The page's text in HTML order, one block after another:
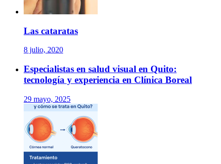
Las cataratas
8 julio, 2020
Especialistas en salud visual en Quito:
tecnología y experiencia en Clínica Boreal
29 mayo, 2025